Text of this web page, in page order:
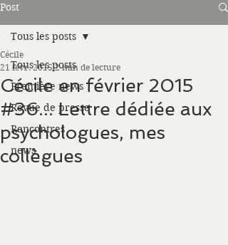
Post
Tous les posts
Première news
Revue de presse
Rencontres
news
Tous les posts
Cécile en février 2015
#36... Lettre dédiée aux
psychologues, mes
collègues
Cécile
21 févr. 2015 2 min de lecture